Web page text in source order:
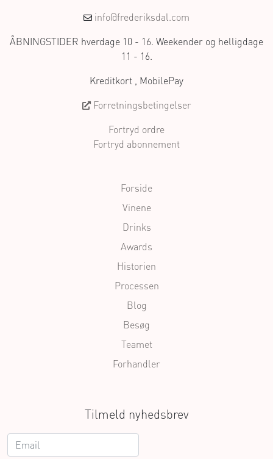
info@frederiksdal.com
ÅBNINGSTIDER hverdage 10 - 16. Weekender og helligdage
11 - 16.
Kreditkort , MobilePay
Forretningsbetingelser
Fortryd ordre
Fortryd abonnement
Forside
Vinene
Drinks
Awards
Historien
Processen
Blog
Besøg
Teamet
Forhandler
Tilmeld nyhedsbrev